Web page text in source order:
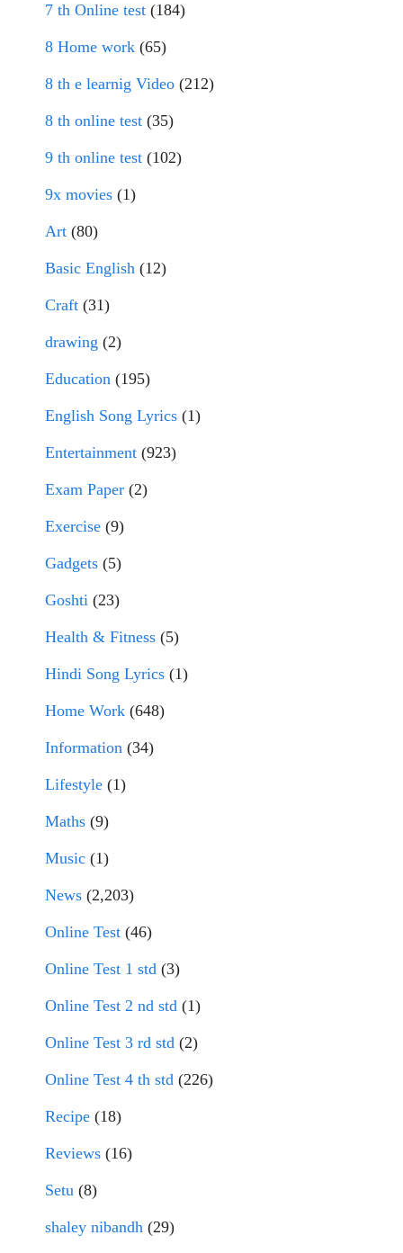
7 th Online test (184)
8 Home work (65)
8 th e learnig Video (212)
8 th online test (35)
9 th online test (102)
9x movies (1)
Art (80)
Basic English (12)
Craft (31)
drawing (2)
Education (195)
English Song Lyrics (1)
Entertainment (923)
Exam Paper (2)
Exercise (9)
Gadgets (5)
Goshti (23)
Health & Fitness (5)
Hindi Song Lyrics (1)
Home Work (648)
Information (34)
Lifestyle (1)
Maths (9)
Music (1)
News (2,203)
Online Test (46)
Online Test 1 std (3)
Online Test 2 nd std (1)
Online Test 3 rd std (2)
Online Test 4 th std (226)
Recipe (18)
Reviews (16)
Setu (8)
shaley nibandh (29)